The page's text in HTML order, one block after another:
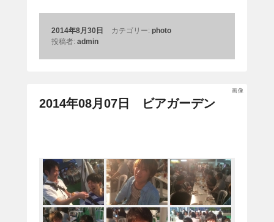
2014年8月30日
投稿者: admin
カテゴリー: photo
2014年08月07日 ビアガーデン
画像